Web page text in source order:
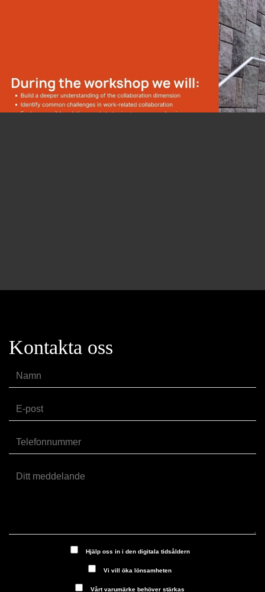
Kontakta oss
Hjälp oss in i den digitala tidsåldern
Vi vill öka lönsamheten
Vårt varumärke behöver stärkas